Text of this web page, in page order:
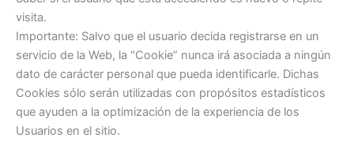
visita.
Importante: Salvo que el usuario decida registrarse en un
servicio de la Web, la “Cookie” nunca irá asociada a ningún
dato de carácter personal que pueda identificarle. Dichas
Cookies sólo serán utilizadas con propósitos estadísticos
que ayuden a la optimización de la experiencia de los
Usuarios en el sitio.